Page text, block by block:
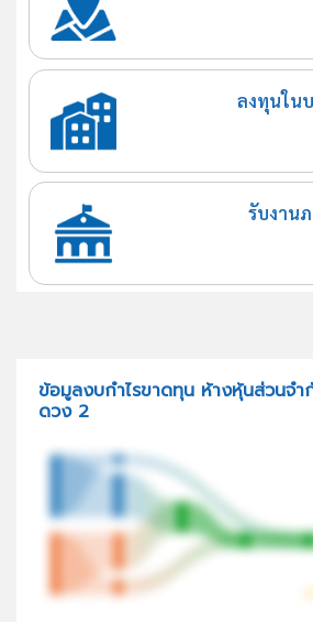
ลงทุนใน
รับงานภ
ข้อมูลงบกำไรขาดทุน ห้างหุ้นส่วนจ
ดวง 2